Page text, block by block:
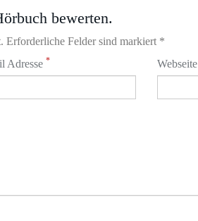
bewerten.
Felder sind markiert *
Adresse * Webseite